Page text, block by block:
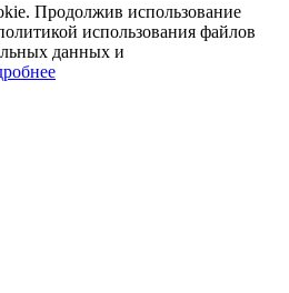
Продолжив использование
использования файлов
данных и